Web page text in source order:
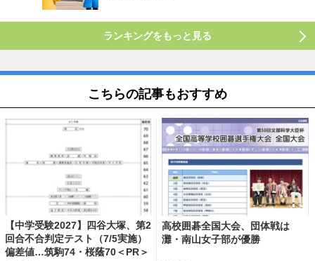
ランキングをもっと見る
こちらの記事もおすすめ
【中学受験2027】四谷大塚、第2
回合不合判定テスト（7/5実施）
偏差値…筑駒74・桜蔭70＜PR＞
高校囲碁全国大会、団体戦は
灘・南山女子部が優勝